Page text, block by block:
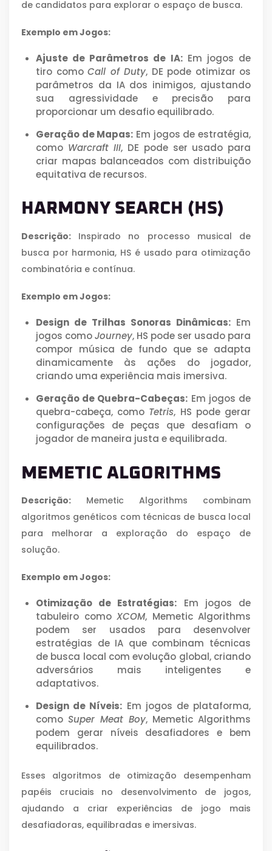
de candidatos para explorar o espaço de busca.
Exemplo em Jogos:
Ajuste de Parâmetros de IA:Em jogos de
tiro como Call of Duty, DE pode otimizar os
parâmetros da IA dos inimigos, ajustando
sua agressividade e precisão para
proporcionar um desafio equilibrado.
Geração de Mapas: Em jogos de estratégia,
como Warcraft III, DE pode ser usado para
criar mapas balanceados com distribuição
equitativa de recursos.
HARMONY SEARCH (HS)
Descrição: Inspirado no processo musical de
busca por harmonia, HS é usado para otimização
combinatória e contínua.
Exemplo em Jogos:
Design de Trilhas Sonoras Dinâmicas: Em
jogos comoJourney, HS pode ser usado para
compor música de fundo que se adapta
dinamicamente às ações do jogador,
criando uma experiência mais imersiva.
Geração de Quebra-Cabeças: Em jogos de
quebra-cabeça, como Tetris, HS pode gerar
configurações de peças que desafiam o
jogador de maneira justa e equilibrada.
MEMETIC ALGORITHMS
Descrição: Memetic Algorithms combinam
algoritmos genéticos com técnicas de busca local
para melhorar a exploração do espaço de
solução.
Exemplo em Jogos:
Otimização de Estratégias: Em jogos de
tabuleiro como XCOM, Memetic Algorithms
podem ser usados para desenvolver
estratégias de IA que combinam técnicas
de busca local com evolução global, criando
adversários mais inteligentes e
adaptativos.
Design de Níveis: Em jogos de plataforma,
como Super Meat Boy, Memetic Algorithms
podem gerar níveis desafiadores e bem
equilibrados.
Esses algoritmos de otimização desempenham
papéis cruciais no desenvolvimento de jogos,
ajudando a criar experiências de jogo mais
desafiadoras, equilibradas e imersivas.